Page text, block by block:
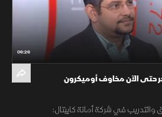
06:26
حتى الآن مخاوف أوميكرون
والتدريب في شركة أمانة كابيتال: